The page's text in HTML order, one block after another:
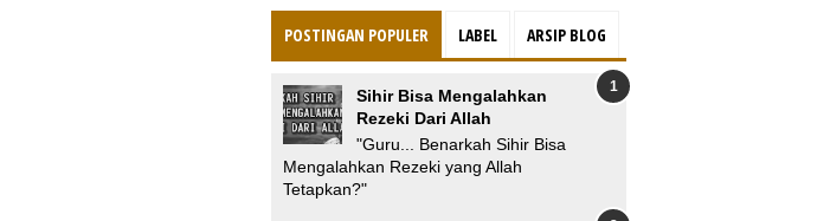
POSTINGAN POPULER LABEL ARSIP BLOG
Sihir Bisa Mengalahkan
Rezeki Dari Allah
"Guru... Benarkah Sihir Bisa
Mengalahkan Rezeki yang Allah
Tetapkan?"